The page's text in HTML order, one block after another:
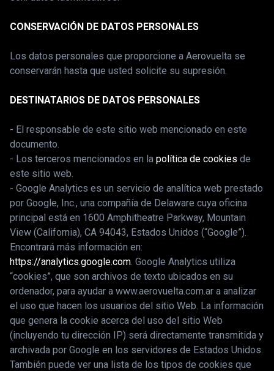
CONSERVACIÓN DE DATOS PERSONALES
Los datos personales que proporcione a Aerovuelta se
conservarán hasta que usted solicite su supresión.
DESTINATARIOS DE DATOS PERSONALES
- El responsable de este sitio web mencionado en este
documento.
- Los terceros mencionados en lapolítica de cookies de
este sitio web.
- Google Analytics es un servicio de analítica web prestado
por Google, Inc., una compañía de Delaware cuya oficina
principal está en 1600 Amphitheatre Parkway, Mountain
View (California), CA 94043, Estados Unidos (“Google”).
Encontrará más información en:
https://analytics.google.com. Google Analytics utiliza
“cookies”, que son archivos de texto ubicados en su
ordenador, para ayudar a www.aerovuelta.com.ar a analizar
el uso que hacen los usuarios del sitio Web. La información
que genera la cookie acerca del uso del sitio Web
(incluyendo tu dirección IP) será directamente transmitida y
archivada por Google en los servidores de Estados Unidos.
También puede ver una lista de los tipos de cookies que